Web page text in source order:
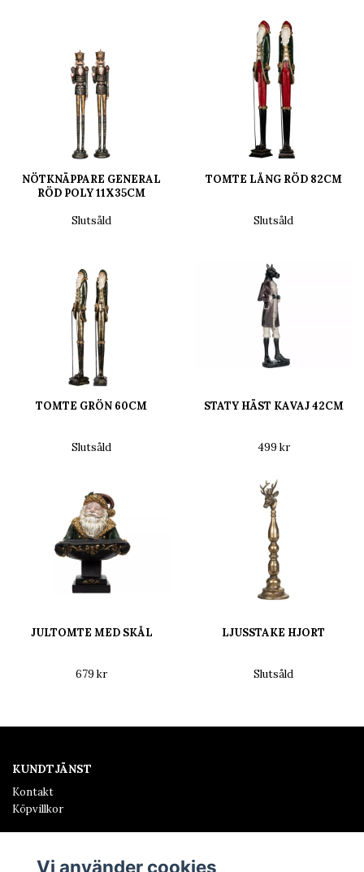
NÖTKNÄPPARE GENERAL
RÖD POLY 11X35CM
Slutsåld
TOMTE LÅNG RÖD 82CM
Slutsåld
TOMTE GRÖN 60CM
Slutsåld
STATY HÄST KAVAJ 42CM
499 kr
JULTOMTE MED SKÅL
679 kr
LJUSSTAKE HJORT
Slutsåld
KUNDTJÄNST
Kontakt
Köpvillkor
Hos oss finner ni allt från skönhetsbehandlingar, frisör och
Vi använder cookies